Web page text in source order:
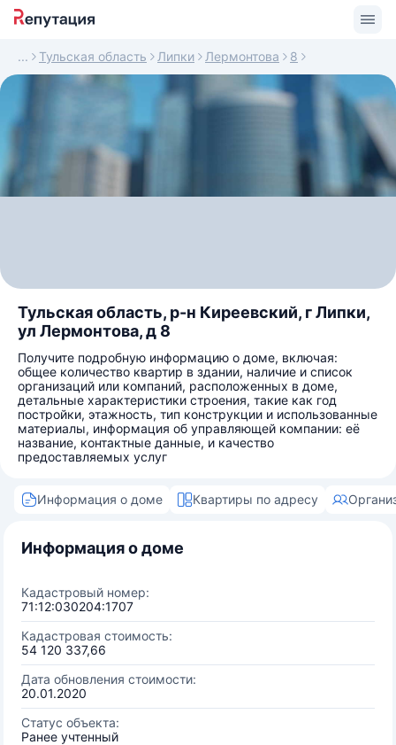
Тульская область Липки Лермонтова 8
Тульская область, р-н Киреевский, г Липки,
ул Лермонтова, д 8
Получите подробную информацию о доме, включая:
общее количество квартир в здании, наличие и список
организаций или компаний, расположенных в доме,
детальные характеристики строения, такие как год
постройки, этажность, тип конструкции и использованные
материалы, информация об управляющей компании: её
название, контактные данные, и качество
предоставляемых услуг
Информация о доме Квартиры по адресу
Информация о доме
Кадастровый номер:
71:12:030204:1707
Кадастровая стоимость:
54 120 337,66
Дата обновления стоимости:
20.01.2020
Статус объекта:
Ранее учтенный